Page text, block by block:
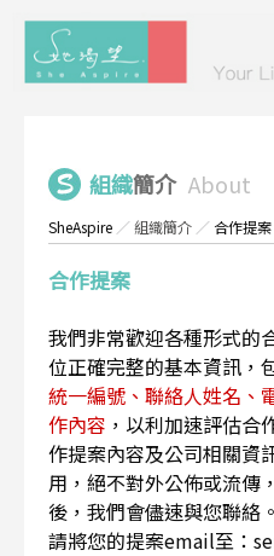
組織簡介 About
SheAspire ／組織簡介 ／ 合作提案
合作提案
我們非常歡迎各種形式的
位正確完整的基本資訊，
統一編號、聯絡人姓名、
作內容 ，以利加速評估合
作提案內容及公司相關資
用，絕不對外公佈或流傳
後，我們會儘速與您聯絡
請將您的提案email至：